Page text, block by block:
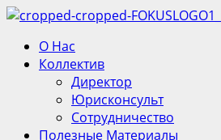
Перейти
содержимому
Основное
меню
О Нас
Коллектив
Директор
Юрисконсульт
Сотрудничество
Полезные Материалы